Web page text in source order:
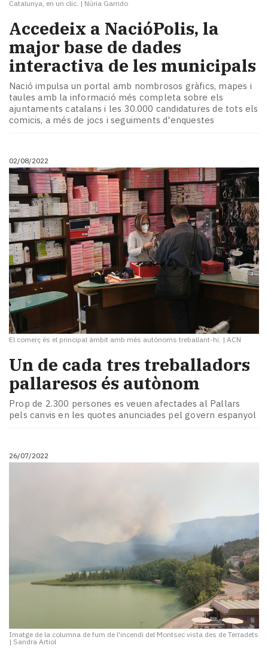
Catalunya, en un clic. | Núria Garrido
Accedeix a NacióPolis, la
major base de dades
interactiva de les municipals
Nació impulsa un portal amb nombrosos gràfics, mapes i
taules amb la informació més completa sobre els
ajuntaments catalans i les 30.000 candidatures de tots els
comicis, a més de jocs i seguiments d'enquestes
02/08/2022
El comerç és el principal àmbit amb més autònoms treballant-hi. | ACN
Un de cada tres treballadors
pallaresos és autònom
Prop de 2.300 persones es veuen afectades al Pallars
pels canvis en les quotes anunciades pel govern espanyol
26/07/2022
Imatge de la columna de fum de l'incendi del Montsec vista des de Terradets
| Sandra Artiol